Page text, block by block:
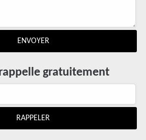
gratuitement